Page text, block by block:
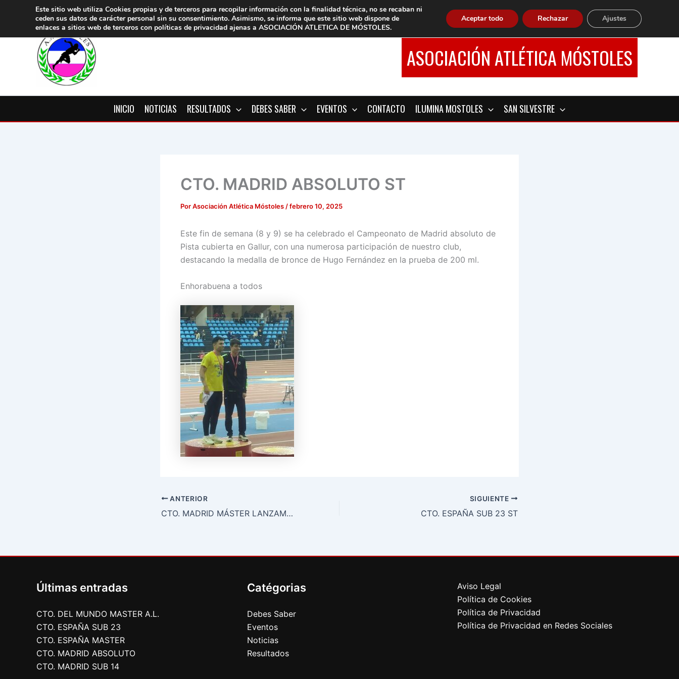
contenido
ASOCIACIÓN ATLÉTICA MÓSTOLES
INICIO NOTICIAS RESULTADOS DEBES SABER EVENTOS CONTACTO ILUMINA MOSTOLES SAN SILVESTRE
CTO. MADRID ABSOLUTO ST
PorAsociación Atlética Móstoles /febrero 10, 2025
Este fin de semana (8 y 9) se ha celebrado el Campeonato de Madrid absoluto de
Pista cubierta en Gallur, con una numerosa participación de nuestro club,
destacando la medalla de bronce de Hugo Fernández en la prueba de 200 ml.
Enhorabuena a todos
ANTERIOR
CTO. MADRID MÁSTER LANZAMIENTOS LARGOS
SIGUIENTE
CTO. ESPAÑA SUB 23 ST
Últimas entradas
CTO. DEL MUNDO MASTER A.L.
CTO. ESPAÑA SUB 23
CTO. ESPAÑA MASTER
CTO. MADRID ABSOLUTO
CTO. MADRID SUB 14
Catégorias
Debes Saber
Eventos
Noticias
Resultados
Aviso Legal
Política de Cookies
Política de Privacidad
Política de Privacidad en Redes Sociales
Este sitio web utiliza Cookies propias y de terceros para recopilar información con la finalidad técnica, no se recaban ni
ceden sus datos de carácter personal sin su consentimiento. Asimismo, se informa que este sitio web dispone de
enlaces a sitios web de terceros con políticas de privacidad ajenas a ASOCIACIÓN ATLETICA DE MÓSTOLES.
Aceptar todo Rechazar Ajustes